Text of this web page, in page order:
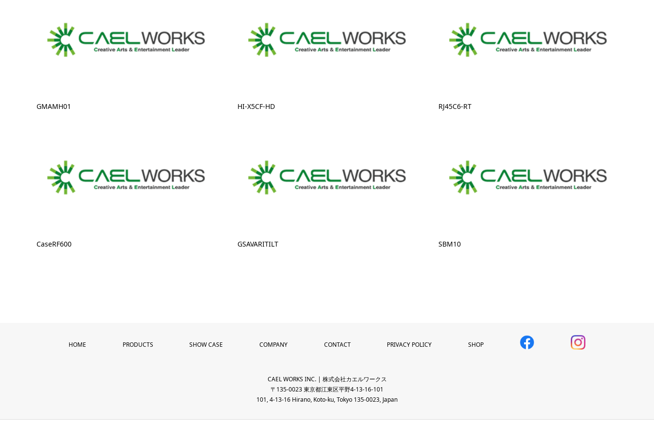
GMAMH01 HI-X5CF-HD RJ45C6-RT
CaseRF600 GSAVARITILT SBM10
HOME PRODUCTS SHOW CASE COMPANY CONTACT PRIVACY POLICY SHOP
CAEL WORKS INC. | 株式会社カエルワークス
〒135-0023 東京都江東区平野4-13-16-101
101, 4-13-16 Hirano, Koto-ku, Tokyo 135-0023, Japan